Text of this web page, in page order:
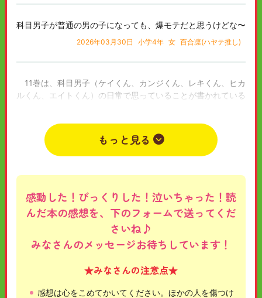
科目男子が普通の男の子になっても、爆モテだと思うけどな〜
2026年03月30日 小学4年 女 百合凛(ハヤテ推し)
11巻は、科目男子（ケイくん、カンジくん、レキくん、ヒカ
ルくん、エイトくん）の日常で思っていることが書かれている
？みんなは、誰推し？
なぜかというと、自分、ケイくん推しで、めっちゃ好きだっ
たし、日常で、ケイくんがいつも、どんなことを思っているん
なの！？みたいに思うところだってたくさんあって、ドキド
キ、ワクワクたまらない、お話だったからです！！
みんなも、ケイくんがいつもどんなこと考えてるんだろうっ
て気になったり、ほかの科目男子がどんな感じなのか、気にな
ぜひ、11巻や11巻以外も読んでみては、どうでしょうか！！
2026年03月29日 小学6年 女
もっと見る
感動した！びっくりした！泣いちゃった！読
んだ本の感想を、下のフォームで送ってくだ
さいね♪
みなさんのメッセージお待ちしています！
★みなさんの注意点★
感想は心をこめてかいてください。ほかの人を傷つけ